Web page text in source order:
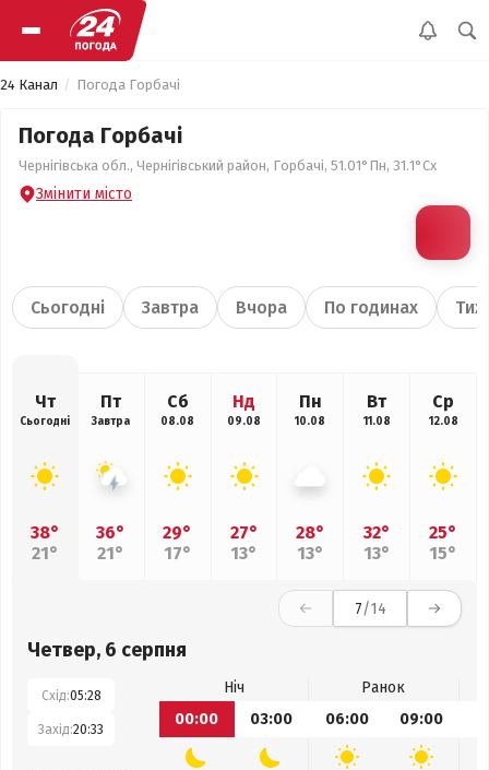
24 Канал Погода Горбачі
Погода Горбачі
Чернігівська обл., Чернігівський район, Горбачі, 51.01°Пн, 31.1°Сх
Змінити місто
Сьогодні Завтра Вчора По годинах
Чт
Сьогодні
38°
21°
Пт
Завтра
36°
21°
Сб
08.08
29°
17°
Нд
09.08
27°
13°
Пн
10.08
28°
13°
Вт
11.08
32°
13°
Ср
12.08
25°
15°
7/14
Четвер, 6 серпня
Схід:05:28
Захід:20:33
Ніч
Ранок
00:00
03:00 06:00 09:00